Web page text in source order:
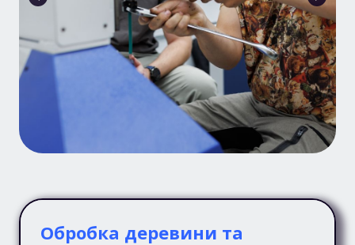
Обробка деревини та